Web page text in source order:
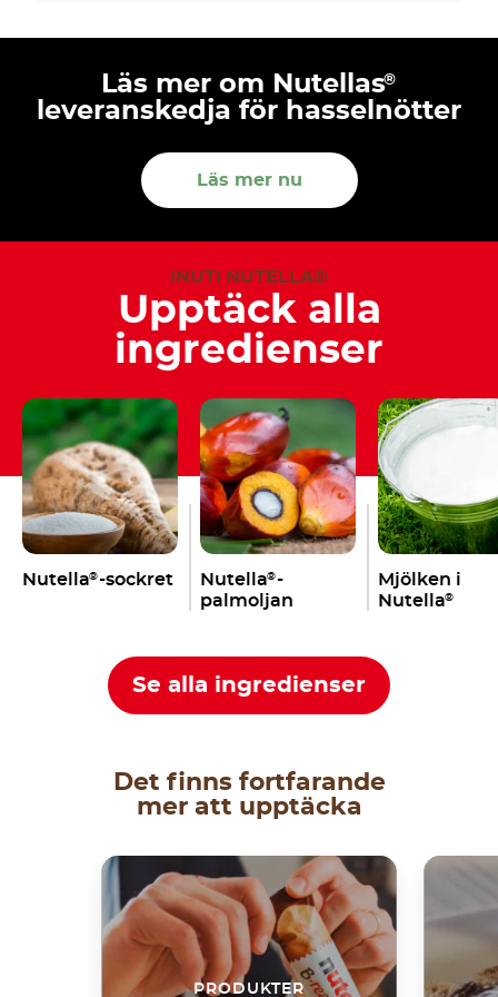
Läs mer om Nutellas®
leveranskedja för hasselnötter
Läs mer nu
INUTI NUTELLA®
Upptäck alla
ingredienser
Nutella®-sockret Nutella®-
palmoljan
Mjölken i
Nutella®
Se alla ingredienser
Det finns fortfarande
mer att upptäcka
PRODUKTER